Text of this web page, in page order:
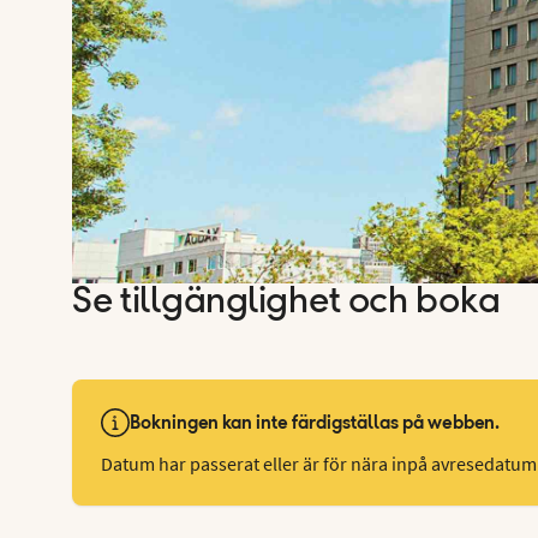
Se tillgänglighet och boka
Bokningen kan inte färdigställas på webben.
Datum har passerat eller är för nära inpå